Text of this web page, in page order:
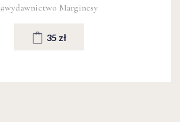
#wydawnictwo Marginesy
35 zł